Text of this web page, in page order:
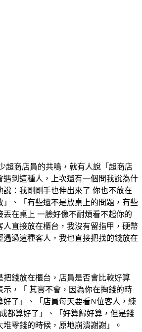
超商店員的共鳴，就有人說「超商店
遇到這種人，上次還有一個問我說為什
說：我剛剛手也伸出來了 你也不放在
」、「有些還不是放桌上的問題，有些
丟在桌上 一臉好像不耐煩看不起你的
人直接放在櫃台，我沒有留指甲，硬幣
遇過這種客人，我也直接把找的錢放在
把錢放在櫃台，店員是否會比較好算
示，「 其實不會，因為你在掏錢的時
好了」、「店員每天要看N位客人，練
都算好了」、「好算歸好算，但是錢
零錢的時候，原地崩潰謝謝」。